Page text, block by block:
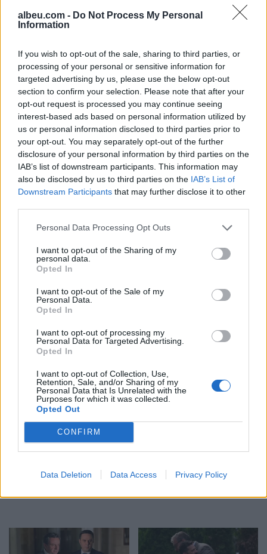
albeu.com - Do Not Process My Personal
Information
If you wish to opt-out of the sale, sharing to third parties, or
processing of your personal or sensitive information for
targeted advertising by us, please use the below opt-out
section to confirm your selection. Please note that after your
opt-out request is processed you may continue seeing
interest-based ads based on personal information utilized by
us or personal information disclosed to third parties prior to
your opt-out. You may separately opt-out of the further
disclosure of your personal information by third parties on the
IAB’s list of downstream participants. This information may
also be disclosed by us to third parties on the IAB’s List of
Downstream Participants that may further disclose it to other
Personal Data Processing Opt Outs
I want to opt-out of the Sharing of my
personal data.
Opted In
I want to opt-out of the Sale of my
Personal Data.
Opted In
I want to opt-out of processing my
Personal Data for Targeted Advertising.
Opted In
I want to opt-out of Collection, Use,
Retention, Sale, and/or Sharing of my
Personal Data that Is Unrelated with the
Purposes for which it was collected.
Opted Out
CONFIRM
Data Deletion Data Access Privacy Policy